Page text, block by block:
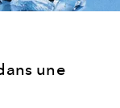
une